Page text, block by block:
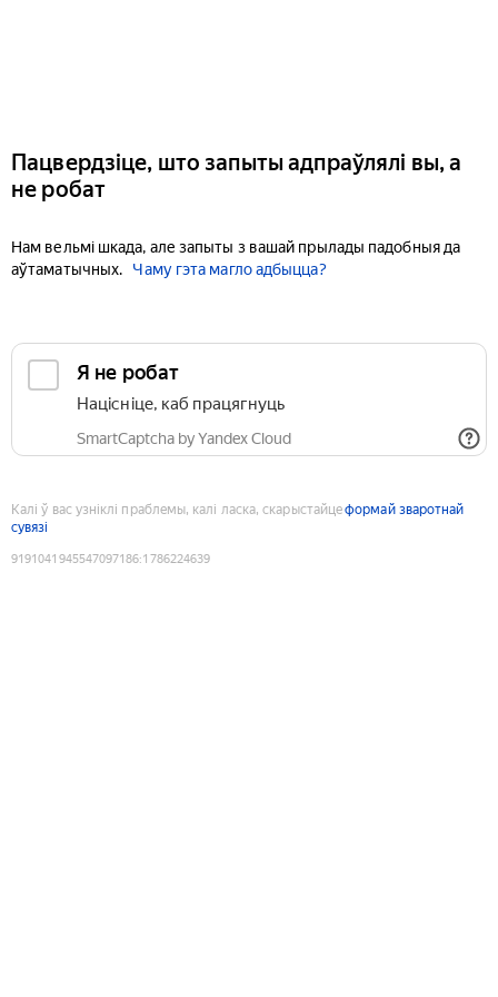
Пацвердзіце, што запыты адпраўлялі вы, а
не робат
Нам вельмі шкада, але запыты з вашай прылады падобныя да
аўтаматычных.
Чаму гэта магло адбыцца?
Я не робат
Націсніце, каб працягнуць
SmartCaptcha by Yandex Cloud
Калі ў вас узніклі праблемы, калі ласка, скарыстайцеформай зваротнай
сувязі
9191041945547097186:1786224639